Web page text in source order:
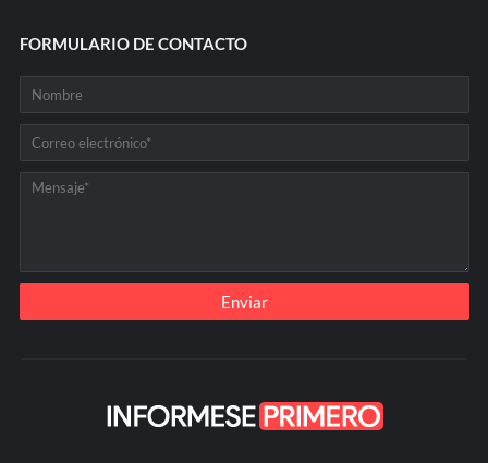
FORMULARIO DE CONTACTO